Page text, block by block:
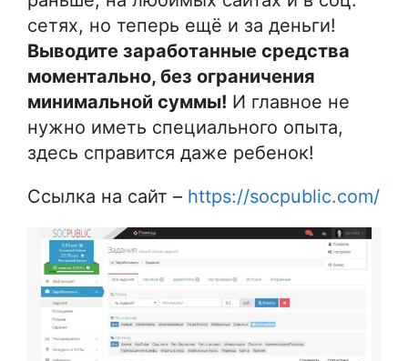
сетях, но теперь ещё и за деньги!
Выводите заработанные средства
моментально, без ограничения
минимальной суммы! И главное не
нужно иметь специального опыта,
здесь справится даже ребенок!
Ссылка на сайт – https://socpublic.com/